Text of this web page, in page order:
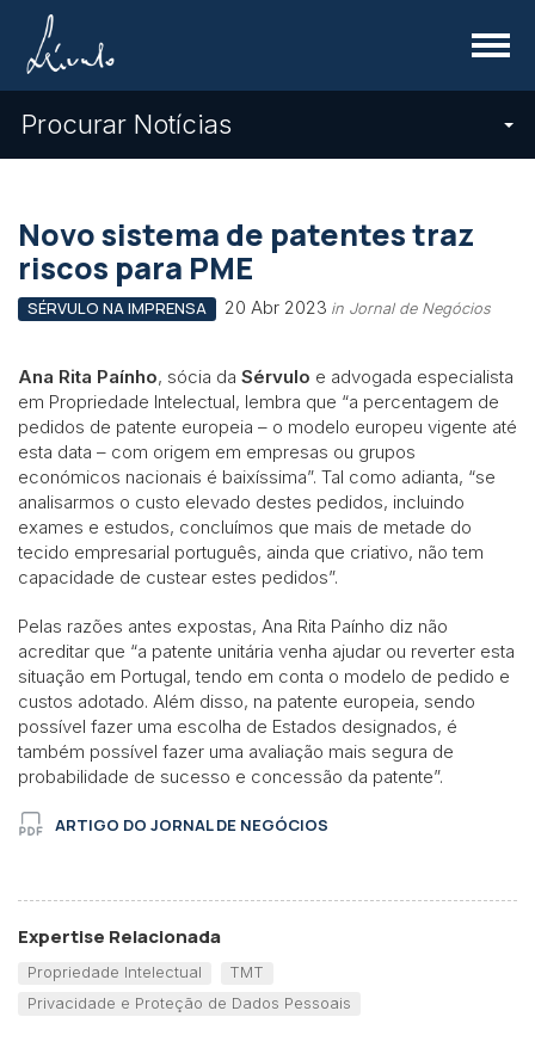
Menu
Procurar Notícias
Novo sistema de patentes traz
riscos para PME
SÉRVULO NA IMPRENSA 20 Abr 2023 in Jornal de Negócios
Ana Rita Paínho, sócia da Sérvulo e advogada especialista
em Propriedade Intelectual, lembra que “a percentagem de
pedidos de patente europeia – o modelo europeu vigente até
esta data – com origem em empresas ou grupos
económicos nacionais é baixíssima”. Tal como adianta, “se
analisarmos o custo elevado destes pedidos, incluindo
exames e estudos, concluímos que mais de metade do
tecido empresarial português, ainda que criativo, não tem
capacidade de custear estes pedidos”.
Pelas razões antes expostas, Ana Rita Paínho diz não
acreditar que “a patente unitária venha ajudar ou reverter esta
situação em Portugal, tendo em conta o modelo de pedido e
custos adotado. Além disso, na patente europeia, sendo
possível fazer uma escolha de Estados designados, é
também possível fazer uma avaliação mais segura de
probabilidade de sucesso e concessão da patente”.
ARTIGO DO JORNAL DE NEGÓCIOS
Expertise Relacionada
Propriedade Intelectual
TMT
Privacidade e Proteção de Dados Pessoais